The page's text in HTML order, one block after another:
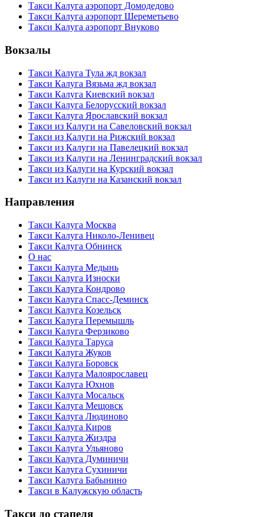
Такси Калуга аэропорт Домодедово
Такси Калуга аэропорт Шереметьево
Такси Калуга аэропорт Внуково
Вокзалы
Такси Калуга Тула жд вокзал
Такси Калуга Вязьма жд вокзал
Такси Калуга Киевский вокзал
Такси Калуга Белорусский вокзал
Такси Калуга Ярославский вокзал
Такси из Калуги на Савеловский вокзал
Такси из Калуги на Рижский вокзал
Такси из Калуги на Павелецкий вокзал
Такси из Калуги на Ленинградский вокзал
Такси из Калуги на Курский вокзал
Такси из Калуги на Казанский вокзал
Направления
Такси Калуга Москва
Такси Калуга Николо-Ленивец
Такси Калуга Обнинск
О нас
Такси Калуга Медынь
Такси Калуга Износки
Такси Калуга Кондрово
Такси Калуга Спасс-Деминск
Такси Калуга Козельск
Такси Калуга Перемышль
Такси Калуга Ферзиково
Такси Калуга Таруса
Такси Калуга Жуков
Такси Калуга Боровск
Такси Калуга Малоярославец
Такси Калуга Юхнов
Такси Калуга Мосальск
Такси Калуга Мещовск
Такси Калуга Людиново
Такси Калуга Киров
Такси Калуга Жиздра
Такси Калуга Ульяново
Такси Калуга Думиничи
Такси Калуга Сухиничи
Такси Калуга Бабынино
Такси в Калужскую область
Такси до стапеля